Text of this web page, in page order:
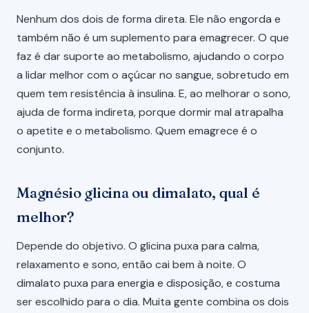
Nenhum dos dois de forma direta. Ele não engorda e
também não é um suplemento para emagrecer. O que
faz é dar suporte ao metabolismo, ajudando o corpo
a lidar melhor com o açúcar no sangue, sobretudo em
quem tem resistência à insulina. E, ao melhorar o sono,
ajuda de forma indireta, porque dormir mal atrapalha
o apetite e o metabolismo. Quem emagrece é o
conjunto.
Magnésio glicina ou dimalato, qual é
melhor?
Depende do objetivo. O glicina puxa para calma,
relaxamento e sono, então cai bem à noite. O
dimalato puxa para energia e disposição, e costuma
ser escolhido para o dia. Muita gente combina os dois